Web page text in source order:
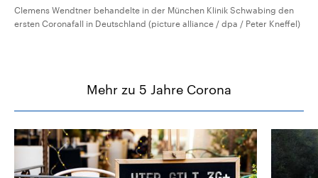
Clemens Wendtner behandelte in der München Klinik Schwabing den
ersten Coronafall in Deutschland (picture alliance / dpa / Peter Kneffel)
Mehr zu 5 Jahre Corona